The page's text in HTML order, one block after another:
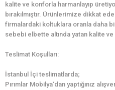
kalite ve konforla harmanlayıp
bırakılmıştır. Ürünlerimize dikkat
firmalardaki koltuklara oranla daha
sebebi elbette altında yatan kalite
Teslimat Koşulları:
İstanbul İçi teslimatlarda;
Pırımlar Mobilya‘dan yaptığınız